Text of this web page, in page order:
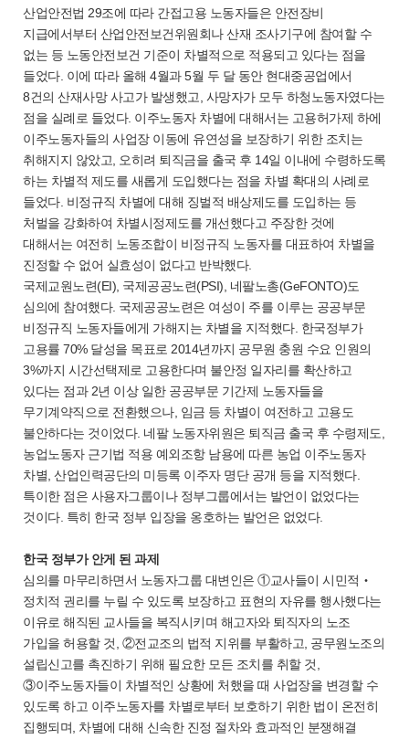
산업안전법 29조에 따라 간접고용 노동자들은 안전장비
지급에서부터 산업안전보건위원회나 산재 조사기구에 참여할 수
없는 등 노동안전보건 기준이 차별적으로 적용되고 있다는 점을
들었다. 이에 따라 올해 4월과 5월 두 달 동안 현대중공업에서
8건의 산재사망 사고가 발생했고, 사망자가 모두 하청노동자였다는
점을 실례로 들었다. 이주노동자 차별에 대해서는 고용허가제 하에
이주노동자들의 사업장 이동에 유연성을 보장하기 위한 조치는
취해지지 않았고, 오히려 퇴직금을 출국 후 14일 이내에 수령하도록
하는 차별적 제도를 새롭게 도입했다는 점을 차별 확대의 사례로
들었다. 비정규직 차별에 대해 징벌적 배상제도를 도입하는 등
처벌을 강화하여 차별시정제도를 개선했다고 주장한 것에
대해서는 여전히 노동조합이 비정규직 노동자를 대표하여 차별을
진정할 수 없어 실효성이 없다고 반박했다.
국제교원노련(EI), 국제공공노련(PSI), 네팔노총(GeFONTO)도
심의에 참여했다. 국제공공노련은 여성이 주를 이루는 공공부문
비정규직 노동자들에게 가해지는 차별을 지적했다. 한국정부가
고용률 70% 달성을 목표로 2014년까지 공무원 충원 수요 인원의
3%까지 시간선택제로 고용한다며 불안정 일자리를 확산하고
있다는 점과 2년 이상 일한 공공부문 기간제 노동자들을
무기계약직으로 전환했으나, 임금 등 차별이 여전하고 고용도
불안하다는 것이었다. 네팔 노동자위원은 퇴직금 출국 후 수령제도,
농업노동자 근기법 적용 예외조항 남용에 따른 농업 이주노동자
차별, 산업인력공단의 미등록 이주자 명단 공개 등을 지적했다.
특이한 점은 사용자그룹이나 정부그룹에서는 발언이 없었다는
것이다. 특히 한국 정부 입장을 옹호하는 발언은 없었다.
한국 정부가 안게 된 과제
심의를 마무리하면서 노동자그룹 대변인은 ①교사들이 시민적‧
정치적 권리를 누릴 수 있도록 보장하고 표현의 자유를 행사했다는
이유로 해직된 교사들을 복직시키며 해고자와 퇴직자의 노조
가입을 허용할 것, ②전교조의 법적 지위를 부활하고, 공무원노조의
설립신고를 촉진하기 위해 필요한 모든 조치를 취할 것,
③이주노동자들이 차별적인 상황에 처했을 때 사업장을 변경할 수
있도록 하고 이주노동자를 차별로부터 보호하기 위한 법이 온전히
집행되며, 차별에 대해 신속한 진정 절차와 효과적인 분쟁해결